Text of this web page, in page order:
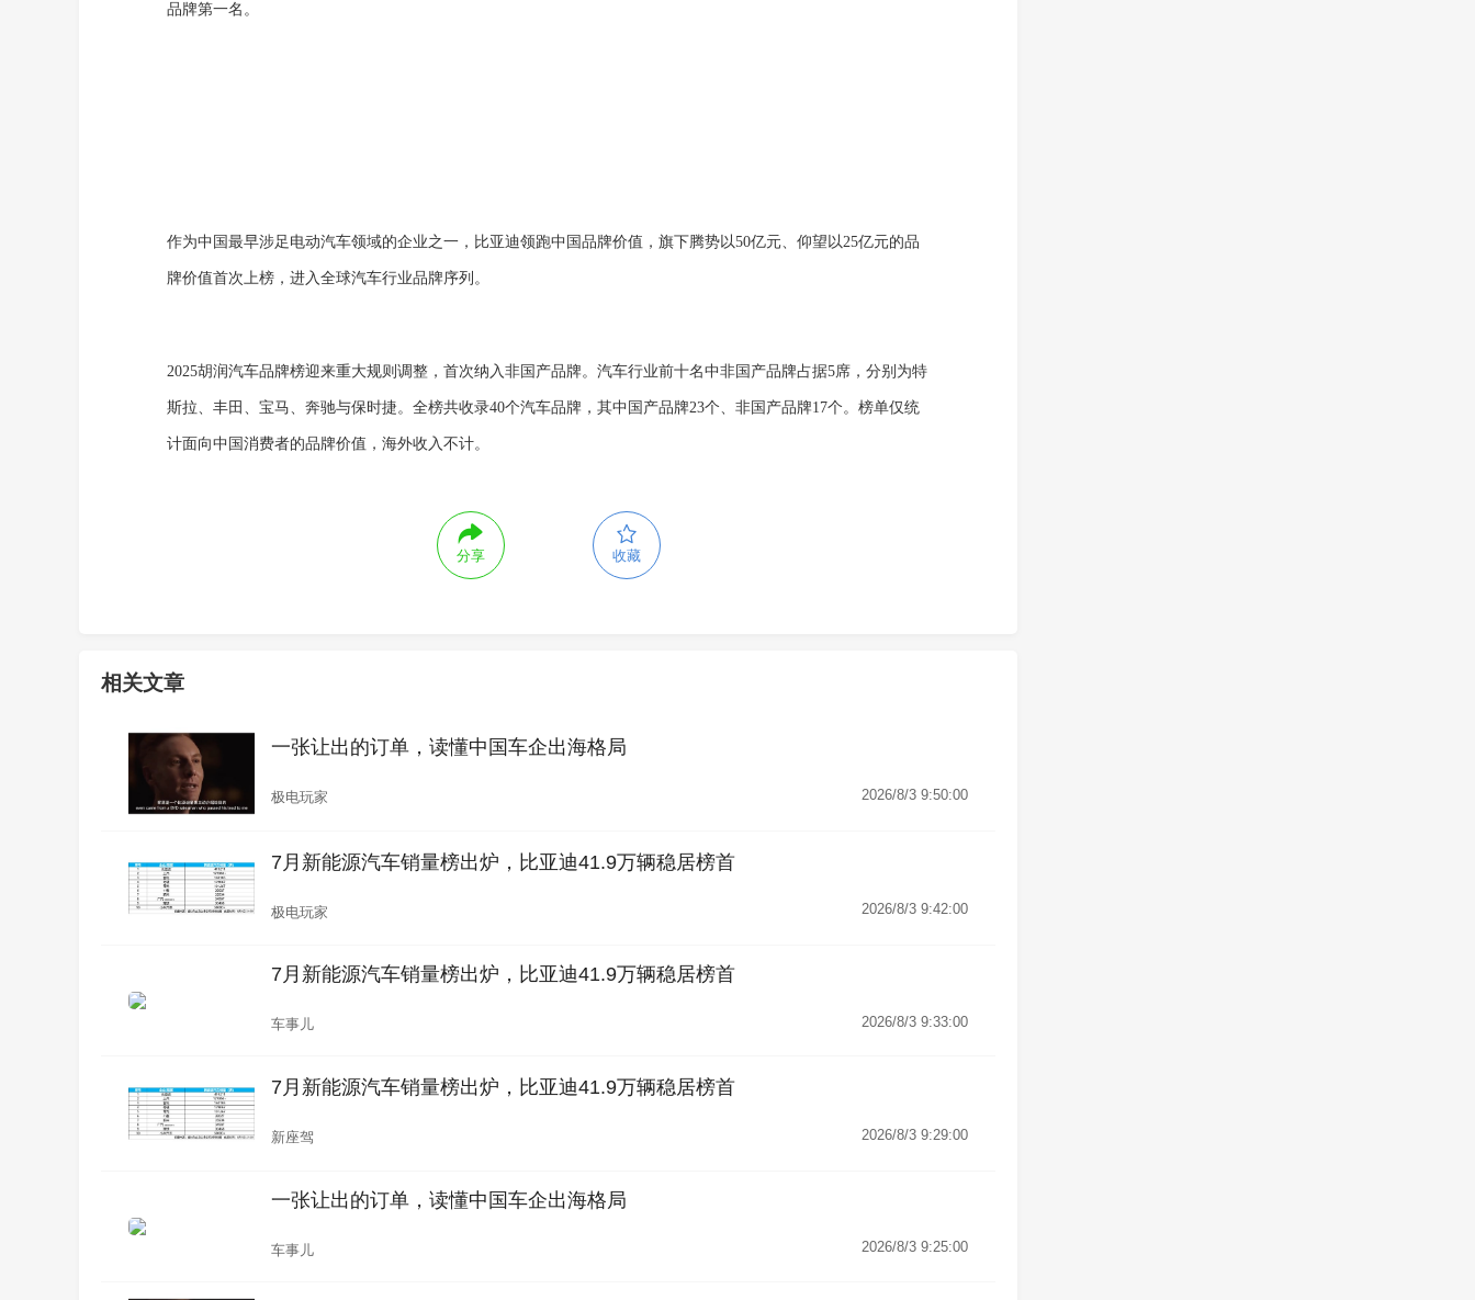
品牌第一名。
作为中国最早涉足电动汽车领域的企业之一，比亚迪领跑中国品牌价值，旗下腾势以50亿元、仰望以25亿元的品
牌价值首次上榜，进入全球汽车行业品牌序列。
2025胡润汽车品牌榜迎来重大规则调整，首次纳入非国产品牌。汽车行业前十名中非国产品牌占据5席，分别为特
斯拉、丰田、宝马、奔驰与保时捷。全榜共收录40个汽车品牌，其中国产品牌23个、非国产品牌17个。榜单仅统
计面向中国消费者的品牌价值，海外收入不计。
分享 收藏
相关文章
一张让出的订单，读懂中国车企出海格局
极电玩家 2026/8/3 9:50:00
7月新能源汽车销量榜出炉，比亚迪41.9万辆稳居榜首
极电玩家 2026/8/3 9:42:00
7月新能源汽车销量榜出炉，比亚迪41.9万辆稳居榜首
车事儿 2026/8/3 9:33:00
7月新能源汽车销量榜出炉，比亚迪41.9万辆稳居榜首
新座驾 2026/8/3 9:29:00
一张让出的订单，读懂中国车企出海格局
车事儿 2026/8/3 9:25:00